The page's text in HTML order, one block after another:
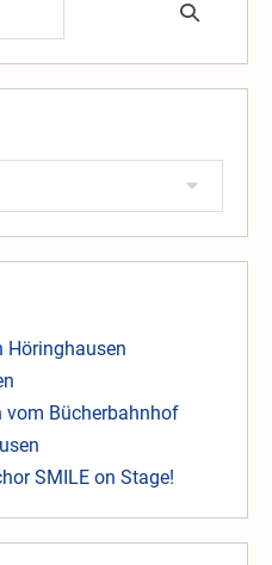
Höringhausen
vom Bücherbahnhof
SMILE on Stage!